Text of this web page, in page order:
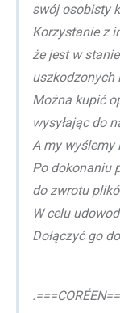
swój osobisty
Korzystanie z
że jest w
uszkodzonych
Można kupić
wysyłając do
A my wyślemy
Po dokonaniu
do zwrotu
W celu
Dołączyć go